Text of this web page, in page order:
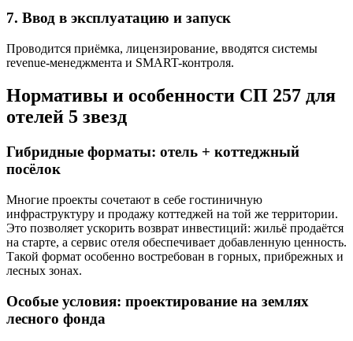
7. Ввод в эксплуатацию и запуск
Проводится приёмка, лицензирование, вводятся системы
revenue-менеджмента и SMART-контроля.
Нормативы и особенности СП 257 для
отелей 5 звезд
Гибридные форматы: отель + коттеджный
посёлок
Многие проекты сочетают в себе гостиничную
инфраструктуру и продажу коттеджей на той же территории.
Это позволяет ускорить возврат инвестиций: жильё продаётся
на старте, а сервис отеля обеспечивает добавленную ценность.
Такой формат особенно востребован в горных, прибрежных и
лесных зонах.
Особые условия: проектирование на землях
лесного фонда